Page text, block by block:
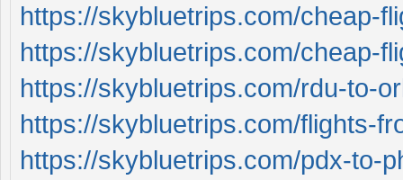
https://skybluetrips.com/cheap-
https://skybluetrips.com/cheap-
https://skybluetrips.com/rdu-to-
https://skybluetrips.com/flights-
https://skybluetrips.com/pdx-to-